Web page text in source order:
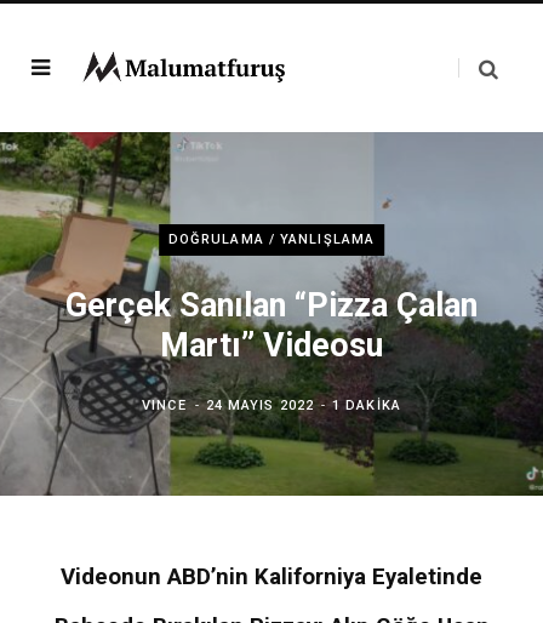
DOĞRULAMA / YANLIŞLAMA
Gerçek Sanılan “Pizza Çalan
Martı” Videosu
VINCE 24 MAYIS 2022 1 DAKIKA
Videonun ABD’nin Kaliforniya Eyaletinde